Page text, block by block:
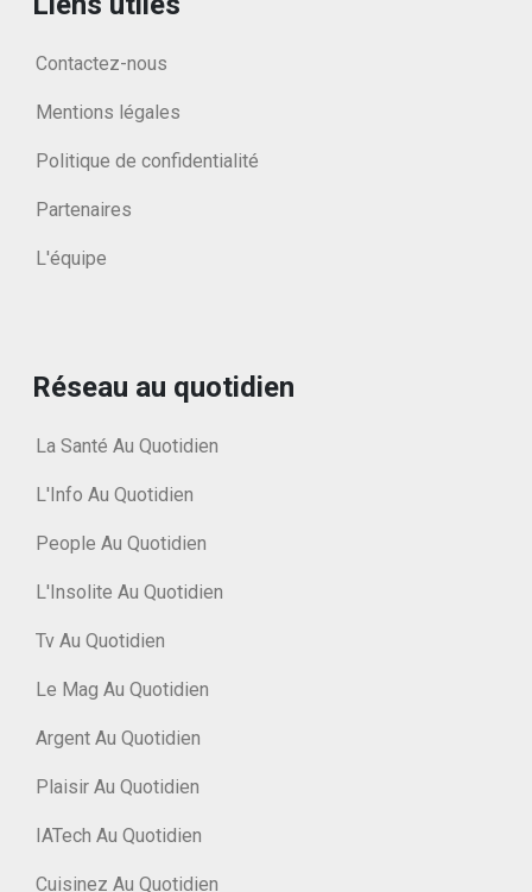
Contactez-nous
Mentions légales
Politique de confidentialité
Partenaires
L'équipe
Réseau au quotidien
La Santé Au Quotidien
L'Info Au Quotidien
People Au Quotidien
L'Insolite Au Quotidien
Tv Au Quotidien
Le Mag Au Quotidien
Argent Au Quotidien
Plaisir Au Quotidien
IATech Au Quotidien
Cuisinez Au Quotidien